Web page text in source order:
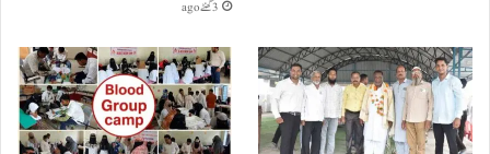
3 گھنٹے ago